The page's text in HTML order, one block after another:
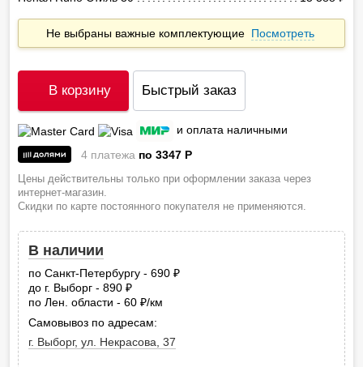
Не выбраны важные комплектующие Посмотреть
В корзину Быстрый заказ
и оплата наличными
4 платежа по 3347 P
Цены действительны только при оформлении заказа через
интернет-магазин.
Скидки по карте постоянного покупателя не применяются.
В наличии
по Санкт-Петербургу - 690
до г. Выборг - 890
по Лен. области - 60
руб.
/км
Самовывоз по адресам:
г. Выборг, ул. Некрасова, 37